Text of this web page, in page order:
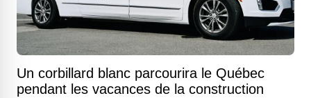
Un corbillard blanc parcourira le Québec
pendant les vacances de la construction